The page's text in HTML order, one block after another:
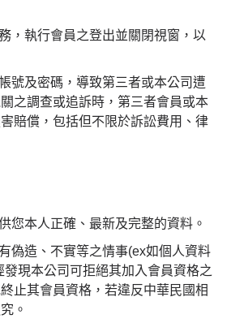
，執行會員之登出並關閉視窗，以
號及密碼，導致第三者或本公司遭
之調查或追訴時，第三者會員或本
賠償，包括但不限於訴訟費用、律
您本人正確、最新及完整的資料。
偽造、不實等之情事(ex如個人資料
發現本公司可拒絕其加入會員資格之
止其會員資格，若違反中華民國相
。